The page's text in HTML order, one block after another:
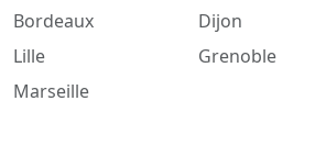
Bordeaux
Lille
Marseille
Dijon
Grenoble